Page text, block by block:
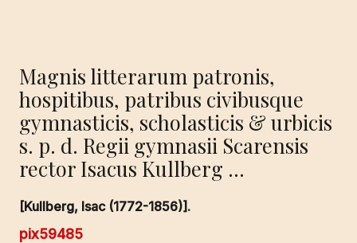
Magnis litterarum patronis,
hospitibus, patribus civibusque
gymnasticis, scholasticis & urbicis
s. p. d. Regii gymnasii Scarensis
rector Isacus Kullberg …
[Kullberg, Isac (1772-1856)].
pix59485